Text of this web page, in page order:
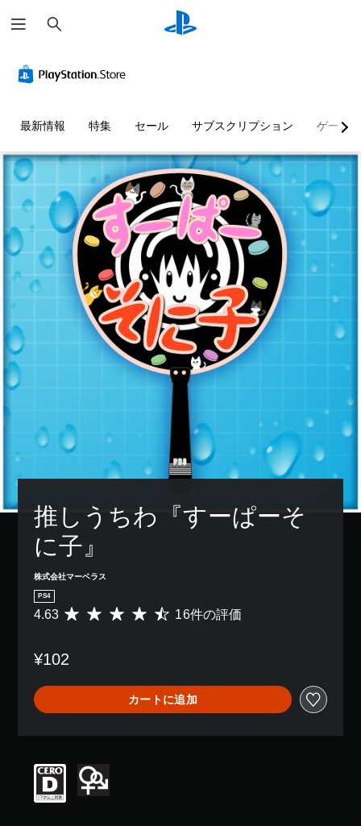
索
最新情報 特集 セール サブスクリプション ゲーム
推しうちわ『すーぱーそ
に子』
株式会社マーベラス
PS4
評
は
6
、
平
は
段
4.63 16件の評価
¥102
カートに追加